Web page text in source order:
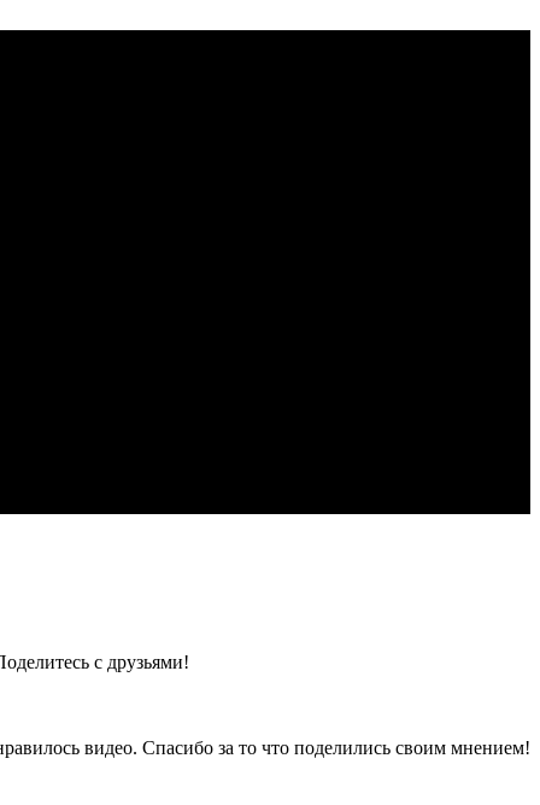
с друзьями!
видео. Спасибо за то что поделились своим мнением!